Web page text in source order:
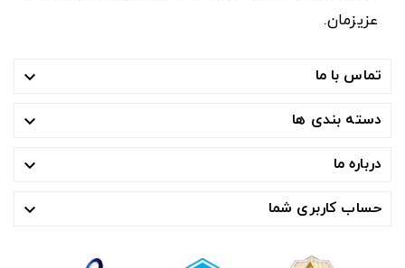
عزیزمان.
تماس با ما 
دسته بندی ها 
درباره ما 
حساب کاربری شما 